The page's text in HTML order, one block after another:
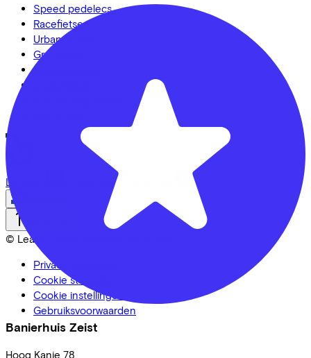
Banierhuis Zeist
Hoog Kanje 78
Speed pedelecs
Racefietsen
Urban fietsen
Gravelbikes
Mountainbikes
LinkedIn
© Lease a Bike. All Rights Reserved.
Privacy statement
Cookie statement
Cookie instellingen
Gebruiksvoorwaarden